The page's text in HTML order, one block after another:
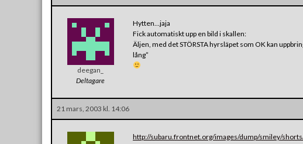
deegan_
Deltagare
Hytten…jaja
Fick automatiskt upp en bild i skallen:
Äljen, med det STÖRSTA hyrsläpet som OK kan
lång”
21 mars, 2003 kl. 14:06
http://subaru.frontnet.org/images/dump/smiley/